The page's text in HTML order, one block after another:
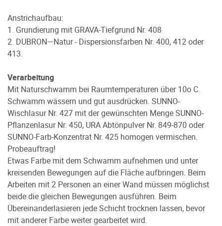
Anstrichaufbau:
1. Grundierung mit GRAVA-Tiefgrund Nr. 408
2. DUBRON—Natur - Dispersionsfarben Nr. 400, 412 oder
413.
Verarbeitung
Mit Naturschwamm bei Raumtemperaturen über 10o C.
Schwamm wässern und gut ausdrücken. SUNNO-
Wischlasur Nr. 427 mit der gewünschten Menge SUNNO-
Pflanzenlasur Nr. 450, URA Abtönpulver Nr. 849-870 oder
SUNNO-Farb-Konzentrat Nr. 425 homogen vermischen.
Probeauftrag!
Etwas Farbe mit dem Schwamm aufnehmen und unter
kreisenden Bewegungen auf die Fläche aufbringen. Beim
Arbeiten mit 2 Personen an einer Wand müssen möglichst
beide die gleichen Bewegungen ausführen. Beim
Übereinanderlasieren jede Schicht trocknen lassen, bevor
mit anderer Farbe weiter gearbeitet wird.